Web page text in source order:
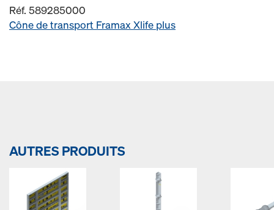
Réf. 589285000
Cône de transport Framax Xlife plus
AUTRES PRODUITS